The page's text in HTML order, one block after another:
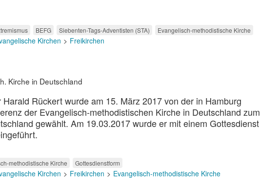
BEFG Siebenten-Tags-Adventisten (STA) Evangelisch-methodistische Kirche
Kirchen Freikirchen
Kirche in Deutschland
Rückert wurde am 15. März 2017 von der in Hamburg
der Evangelisch-methodistischen Kirche in Deutschland zum
gewählt. Am 19.03.2017 wurde er mit einem Gottesdienst
methodistische Kirche Gottesdienstform
Kirchen Freikirchen Evangelisch-methodistische Kirche